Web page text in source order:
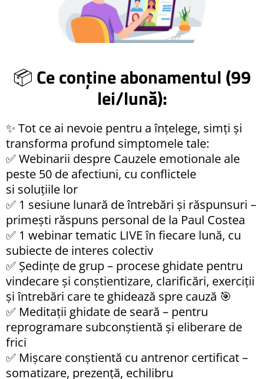
📦Ce conține abonamentul (99
lei/lună):
✨Tot ce ai nevoie pentru a înțelege, simți și
transforma profund simptomele tale:
✅ Webinarii despre Cauzele emotionale ale
peste 50 de afectiuni, cu conflictele
si soluțiile lor
✅ 1 sesiune lunară de întrebări și răspunsuri –
primești răspuns personal de la Paul Costea
✅ 1 webinar tematic LIVE în fiecare lună, cu
subiecte de interes colectiv
✅ Ședințe de grup – procese ghidate pentru
vindecare și conștientizare, clarificări, exerciții
și întrebări care te ghidează spre cauză 🎯
✅ Meditații ghidate de seară – pentru
reprogramare subconștientă și eliberare de
frici
✅ Mișcare conștientă cu antrenor certificat –
somatizare, prezență, echilibru